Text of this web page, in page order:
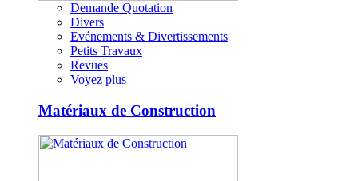
Demande Quotation
Divers
Evénements & Divertissements
Petits Travaux
Revues
Voyez plus
Matériaux de Construction